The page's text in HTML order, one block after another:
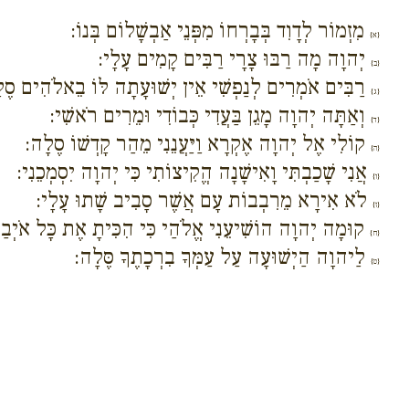
{א} מִזְמוֹר לְדָוִד בְּבָרְחוֹ מִפְּנֵי אַבְשָׁלוֹם בְּנוֹ:
{ב} יְהוָה מָה רַבּוּ צָרָי רַבִּים קָמִים עָלָי:
{ג} רַבִּים אֹמְרִים לְנַפְשִׁי אֵין יְשׁוּעָתָה לּוֹ בֵאלֹהִים
{ד} וְאַתָּה יְהוָה מָגֵן בַּעֲדִי כְּבוֹדִי וּמֵרִים רֹאשִׁי:
{ה} קוֹלִי אֶל יְהוָה אֶקְרָא וַיַּעֲנֵנִי מֵהַר קָדְשׁוֹ סֶלָה:
{ו} אֲנִי שָׁכַבְתִּי וָאִישָׁנָה הֱקִיצוֹתִי כִּי יְהוָה יִסְמְכֵנִי:
{ז} לֹא אִירָא מֵרִבְבוֹת עָם אֲשֶׁר סָבִיב שָׁתוּ עָלָי:
{ח} קוּמָה יְהוָה הוֹשִׁיעֵנִי אֱלֹהַי כִּי הִכִּיתָ אֶת כָּל
{ט} לַיהוָה הַיְשׁוּעָה עַל עַמְּךָ בִרְכָתֶךָ סֶּלָה: